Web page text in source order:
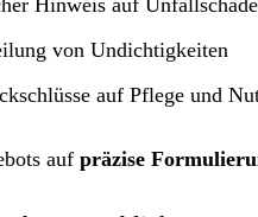
Hinweis auf
von Undichtigkeiten
auf Pflege und
auf präzise